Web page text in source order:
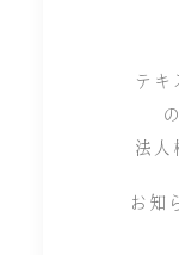
テキ
法人
お知